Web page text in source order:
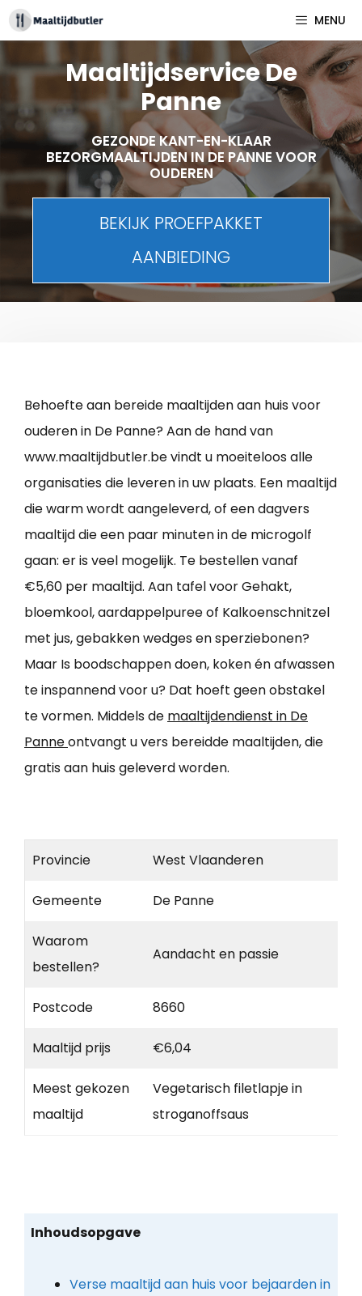
Spring
naar
inhoud
MENU
Maaltijdservice De
Panne
GEZONDE KANT-EN-KLAAR
BEZORGMAALTIJDEN IN DE PANNE VOOR
OUDEREN
BEKIJK PROEFPAKKET
AANBIEDING
Behoefte aan bereide maaltijden aan huis voor
ouderen in De Panne? Aan de hand van
www.maaltijdbutler.be vindt u moeiteloos alle
organisaties die leveren in uw plaats. Een maaltijd
die warm wordt aangeleverd, of een dagvers
maaltijd die een paar minuten in de microgolf
gaan: er is veel mogelijk. Te bestellen vanaf
€5,60 per maaltijd. Aan tafel voor Gehakt,
bloemkool, aardappelpuree of Kalkoenschnitzel
met jus, gebakken wedges en sperziebonen?
Maar Is boodschappen doen, koken én afwassen
te inspannend voor u? Dat hoeft geen obstakel
te vormen. Middels de maaltijdendienst in De
Panneontvangt u vers bereidde maaltijden, die
gratis aan huis geleverd worden.
Provincie West Vlaanderen
Gemeente De Panne
Waarom
bestellen?
Aandacht en passie
Postcode 8660
Maaltijd prijs €6,04
Meest gekozen
maaltijd
Vegetarisch filetlapje in
stroganoffsaus
Inhoudsopgave
Verse maaltijd aan huis voor bejaarden in